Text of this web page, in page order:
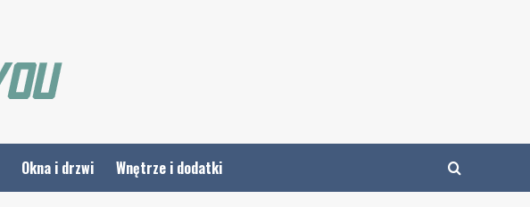
Okna i drzwi Wnętrze i dodatki